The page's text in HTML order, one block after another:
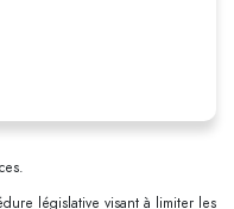
législative visant à limiter les